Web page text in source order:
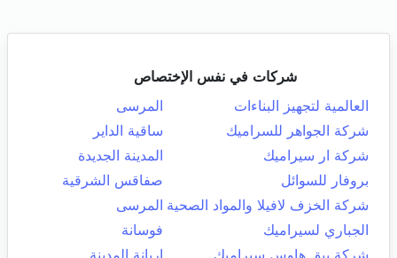
شركات في نفس الإختصاص
العالمية لتجهيز البناءات
المرسى
شركة الجواهر للسراميك
ساقية الداير
شركة ار سيراميك
المدينة الجديدة
بروفار للسوائل
صفاقس الشرقية
شركة الخزف لافيلا والمواد الصحية المرسى
الجباري لسيراميك
فوسانة